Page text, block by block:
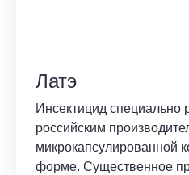
Латэ
Инсектицид специально
российским
микрокапсулированной
форме. Существенное